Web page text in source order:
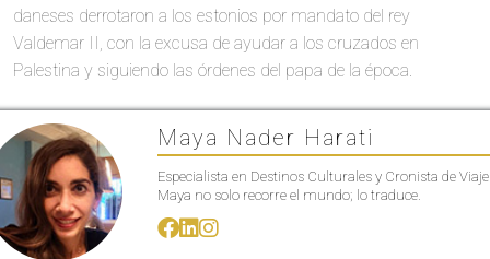
daneses derrotaron a los estonios por mandato del rey
Valdemar II, con la excusa de ayudar a los cruzados en
Palestina y siguiendo las órdenes del papa de la época.
Maya Nader Harati
Especialista en Destinos Culturales y Cronista de
Maya no solo recorre el mundo; lo traduce.